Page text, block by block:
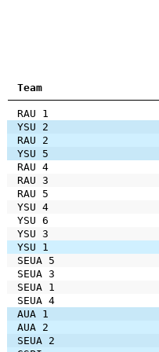
Team
RAU 1
YSU 2
RAU 2
YSU 5
RAU 4
RAU 3
RAU 5
YSU 4
YSU 6
YSU 3
YSU 1
SEUA 5
SEUA 3
SEUA 1
SEUA 4
AUA 1
AUA 2
SEUA 2